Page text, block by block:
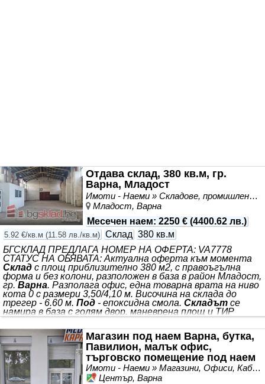
Отдава склад, 380 кв.м, гр.
Варна, Младост
Имоти - Наеми » Складове, промишлени и стопански имоти под наем
Младост, Варна
Месечен наем: 2250 € (4400.62 лв.)
5.92 €/кв.м (11.58 лв./кв.м) Склад 380 кв.м
БГСКЛАД ПРЕДЛАГА НОМЕР НА ОФЕРТА: VA7778
СТАТУС НА ОБЯВАТА: Актуална оферта към момента
Склад с площ приблизително 380 м2, с правоъгълна
форма и без колони, разположен в база в район Младост,
гр. Варна. Разполага офис, една товарна врата на ниво
кота 0 с размери 3,50/4,10 м. Височина на склада до
трегер - 6.60 м. Под - епоксидна смола. Складът се
намира в база с голям двор, маневрена площ и ТИР
достъп. Възможност за наемане на допълнителна
складова площ в базата между 200-1 500 м2. Обади се
сега и цитирай този код VA7778 Върху обявената
наемна цена се начислява допълнително ДДС. БГСКЛАД
Магазин под наем Варна, бутка,
Павилион, малък офис,
търговско помещение под наем
Варна, склад
Имоти - Наеми » Магазини, Офиси, Кабинети, Салони
Център, Варна